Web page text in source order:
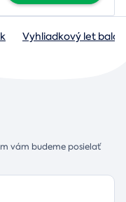
Vyhliadkový let
vám budeme posielať